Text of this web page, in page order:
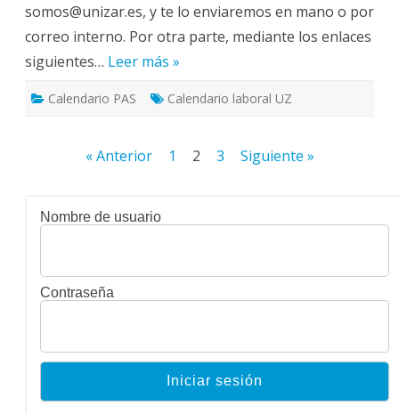
somos@unizar.es, y te lo enviaremos en mano o por
correo interno. Por otra parte, mediante los enlaces
siguientes… Leer más »
Calendario PAS Calendario laboral UZ
Paginación
entradas
« Anterior 1 2 3 Siguiente »
Nombre de usuario
Contraseña